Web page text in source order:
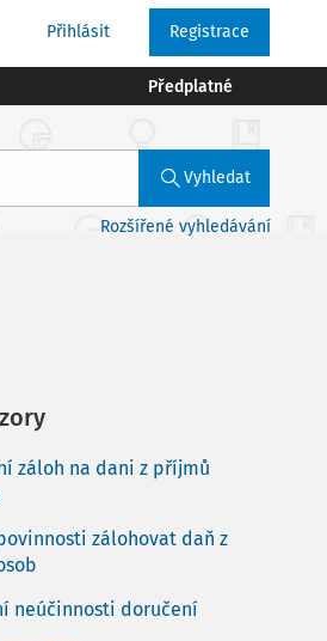
Přihlásit Registrace
Předplatné
Vyhledat
Rozšířené vyhledávání
záloh na dani z příjmů
zálohovat daň z
neúčinnosti doručení